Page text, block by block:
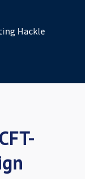
Hackle